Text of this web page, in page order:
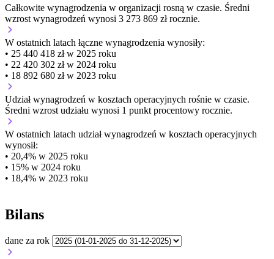
Całkowite wynagrodzenia w organizacji rosną w czasie. Średni
wzrost wynagrodzeń wynosi 3 273 869 zł rocznie.
W ostatnich latach łączne wynagrodzenia wynosiły:
• 25 440 418 zł w 2025 roku
• 22 420 302 zł w 2024 roku
• 18 892 680 zł w 2023 roku
Udział wynagrodzeń w kosztach operacyjnych rośnie w czasie.
Średni wzrost udziału wynosi 1 punkt procentowy rocznie.
W ostatnich latach udział wynagrodzeń w kosztach operacyjnych
wynosił:
• 20,4% w 2025 roku
• 15% w 2024 roku
• 18,4% w 2023 roku
Bilans
dane za rok